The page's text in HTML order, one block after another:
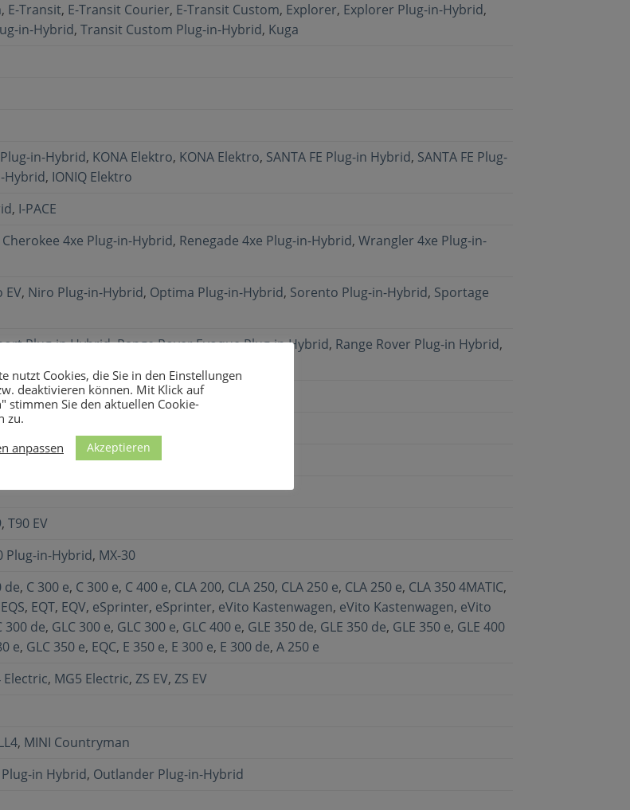
, E-Transit, E-Transit Courier, E-Transit Custom, Explorer, Explorer Plug-in-Hybrid,
in-Hybrid, Transit Custom Plug-in-Hybrid, Kuga
in-Hybrid, KONA Elektro, KONA Elektro, SANTA FE Plug-in Hybrid, SANTA FE Plug-
Hybrid, IONIQ Elektro
, I-PACE
4xe Plug-in-Hybrid, Renegade 4xe Plug-in-Hybrid, Wrangler 4xe Plug-in-
EV, Niro Plug-in-Hybrid, Optima Plug-in-Hybrid, Sorento Plug-in-Hybrid, Sportage
Plug-in Hybrid,Range Rover Evoque Plug-in Hybrid, Range Rover Plug-in Hybrid,
, T90 EV
Plug-in-Hybrid, MX-30
de, C 300 e, C 300 e, C 400 e, CLA 200, CLA 250, CLA 250 e, CLA 250 e, CLA 350 4MATIC,
EQS, EQT, EQV, eSprinter, eSprinter, eVito Kastenwagen, eVito Kastenwagen, eVito
300 de, GLC 300 e, GLC 300 e, GLC 400 e, GLE 350 de, GLE 350 de, GLE 350 e, GLE 400
e, GLC 350 e, EQC, E 350 e, E 300 e, E 300 de, A 250 e
Electric, MG5 Electric, ZS EV, ZS EV
, MINI Countryman
in Hybrid, Outlander Plug-in-Hybrid
nutzt Cookies, die Sie in den Einstellungen
deaktivieren können. Mit Klick auf
stimmen Sie den aktuellen Cookie-
zu.
anpassen
Akzeptieren